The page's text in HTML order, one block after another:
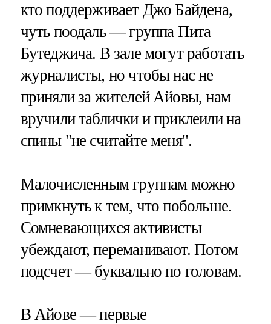
кто поддерживает Джо Байдена,
чуть поодаль — группа Пита
Бутеджича. В зале могут работать
журналисты, но чтобы нас не
приняли за жителей Айовы, нам
вручили таблички и приклеили на
спины "не считайте меня".
Малочисленным группам можно
примкнуть к тем, что побольше.
Сомневающихся активисты
убеждают, переманивают. Потом
подсчет — буквально по головам.
В Айове — первые